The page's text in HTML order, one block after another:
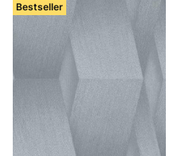
Bestseller